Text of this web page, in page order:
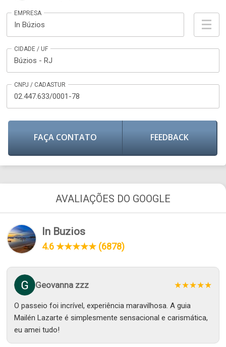
EMPRESA
In Búzios
CIDADE / UF
Búzios - RJ
CNPJ / CADASTUR
02.447.633/0001-78
FAÇA CONTATO FEEDBACK
AVALIAÇÕES DO GOOGLE
In Buzios
4.6 ★★★★★ (6878)
Geovanna zzz ★★★★★
O passeio foi incrível, experiência maravilhosa. A guia
Mailén Lazarte é simplesmente sensacional e carismática,
eu amei tudo!